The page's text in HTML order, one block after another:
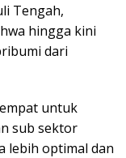
Tengah,
hingga kini
dari
untuk
sub sektor
lebih optimal dan